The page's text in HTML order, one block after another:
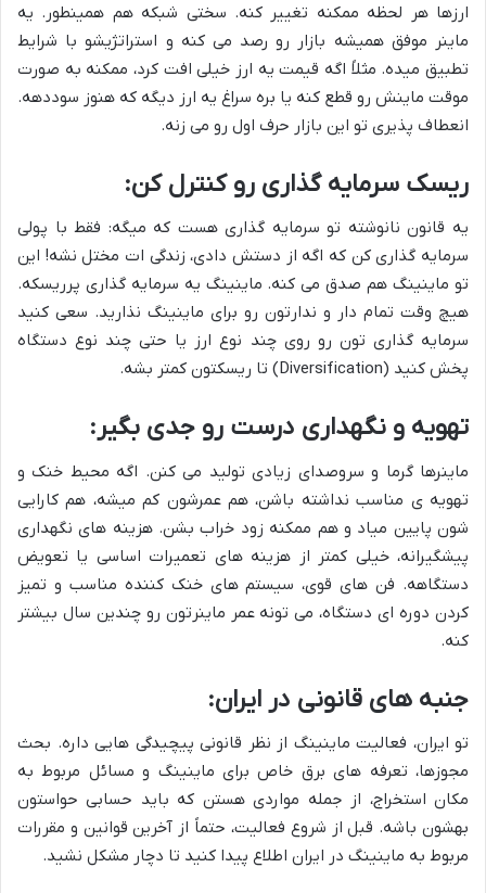
ارزها هر لحظه ممکنه تغییر کنه. سختی شبکه هم همینطور. یه
ماینر موفق همیشه بازار رو رصد می کنه و استراتژیشو با شرایط
تطبیق میده. مثلاً اگه قیمت یه ارز خیلی افت کرد، ممکنه به صورت
موقت ماینش رو قطع کنه یا بره سراغ یه ارز دیگه که هنوز سوددهه.
انعطاف پذیری تو این بازار حرف اول رو می زنه.
ریسک سرمایه گذاری رو کنترل کن:
یه قانون نانوشته تو سرمایه گذاری هست که میگه: فقط با پولی
سرمایه گذاری کن که اگه از دستش دادی، زندگی ات مختل نشه! این
تو ماینینگ هم صدق می کنه. ماینینگ یه سرمایه گذاری پرریسکه.
هیچ وقت تمام دار و ندارتون رو برای ماینینگ نذارید. سعی کنید
سرمایه گذاری تون رو روی چند نوع ارز یا حتی چند نوع دستگاه
پخش کنید (Diversification) تا ریسکتون کمتر بشه.
تهویه و نگهداری درست رو جدی بگیر:
ماینرها گرما و سروصدای زیادی تولید می کنن. اگه محیط خنک و
تهویه ی مناسب نداشته باشن، هم عمرشون کم میشه، هم کارایی
شون پایین میاد و هم ممکنه زود خراب بشن. هزینه های نگهداری
پیشگیرانه، خیلی کمتر از هزینه های تعمیرات اساسی یا تعویض
دستگاهه. فن های قوی، سیستم های خنک کننده مناسب و تمیز
کردن دوره ای دستگاه، می تونه عمر ماینرتون رو چندین سال بیشتر
کنه.
جنبه های قانونی در ایران:
تو ایران، فعالیت ماینینگ از نظر قانونی پیچیدگی هایی داره. بحث
مجوزها، تعرفه های برق خاص برای ماینینگ و مسائل مربوط به
مکان استخراج، از جمله مواردی هستن که باید حسابی حواستون
بهشون باشه. قبل از شروع فعالیت، حتماً از آخرین قوانین و مقررات
مربوط به ماینینگ در ایران اطلاع پیدا کنید تا دچار مشکل نشید.